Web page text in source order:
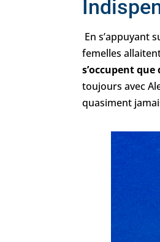
En s’appuyant
femelles
s’occupent
toujours avec
quasiment